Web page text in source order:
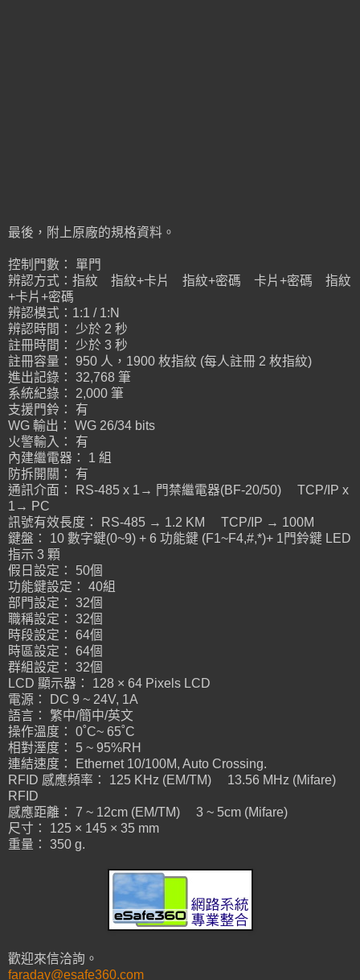
最後，附上原廠的規格資料。
控制門數： 單門
辨認方式：指紋 指紋+卡片 指紋+密碼 卡片+密碼 指紋
+卡片+密碼
辨認模式：1:1 / 1:N
辨認時間： 少於 2 秒
註冊時間： 少於 3 秒
註冊容量： 950 人，1900 枚指紋 (每人註冊 2 枚指紋)
進出記錄： 32,768 筆
系統紀錄： 2,000 筆
支援門鈴： 有
WG 輸出： WG 26/34 bits
火警輸入： 有
內建繼電器： 1 組
防拆開關： 有
通訊介面： RS-485 x 1→ 門禁繼電器(BF-20/50) TCP/IP x
1→ PC
訊號有效長度： RS-485 → 1.2 KM TCP/IP → 100M
鍵盤： 10 數字鍵(0~9) + 6 功能鍵 (F1~F4,#,*)+ 1門鈴鍵 LED
指示 3 顆
假日設定： 50個
功能鍵設定： 40組
部門設定： 32個
職稱設定： 32個
時段設定： 64個
時區設定： 64個
群組設定： 32個
LCD 顯示器： 128 × 64 Pixels LCD
電源： DC 9 ~ 24V, 1A
語言： 繁中/簡中/英文
操作溫度： 0˚C~ 65˚C
相對溼度： 5 ~ 95%RH
連結速度： Ethernet 10/100M, Auto Crossing.
RFID 感應頻率： 125 KHz (EM/TM) 13.56 MHz (Mifare)
RFID
感應距離： 7 ~ 12cm (EM/TM) 3 ~ 5cm (Mifare)
尺寸： 125 × 145 × 35 mm
重量： 350 g.
歡迎來信洽詢。
faraday@esafe360.com